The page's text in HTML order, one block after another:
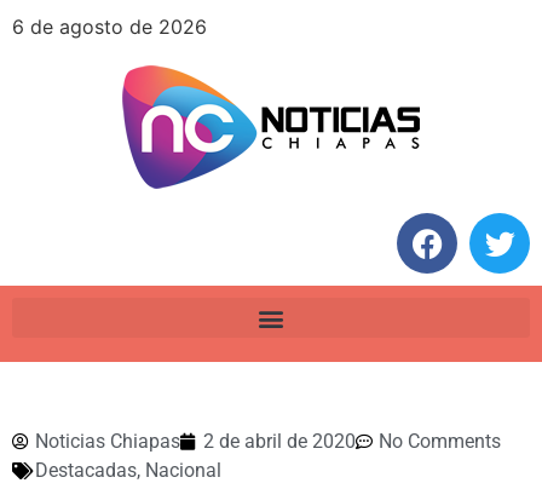
6 de agosto de 2026
Noticias Chiapas 2 de abril de 2020
No Comments
Destacadas, Nacional